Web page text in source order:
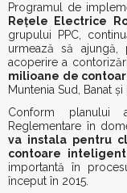
Programul de
Rețele Electrice
grupului PPC,
urmează să
acoperire a
milioane de
Muntenia Sud, Banat
Conform planului
Reglementare în
va instala pentru
contoare
importantă în
început în 2015.